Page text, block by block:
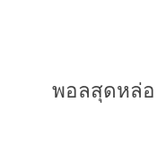
พอลสุดหล่อ